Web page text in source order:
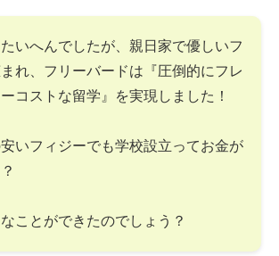
いへんでしたが、親日家で優しいフ
れ、フリーバードは『圧倒的にフレ
コストな留学』を実現しました！
いフィジーでも学校設立ってお金が
ことができたのでしょう？